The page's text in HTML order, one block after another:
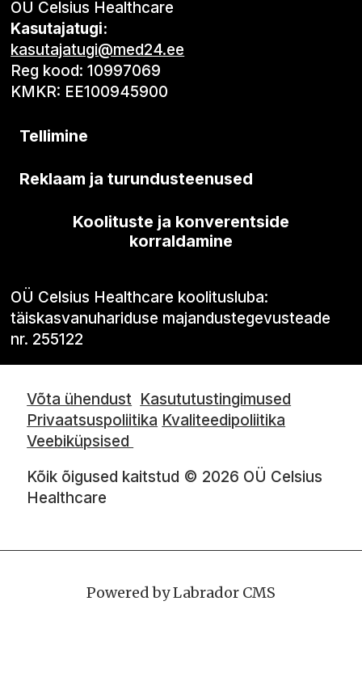
OÜ Celsius Healthcare
Kasutajatugi:
kasutajatugi@med24.ee
Reg kood: 10997069
KMKR: EE100945900
Tellimine
Reklaam ja turundusteenused
Koolituste ja konverentside
korraldamine
OÜ Celsius Healthcare koolitusluba:
täiskasvanuhariduse majandustegevusteade
nr. 255122
Võta ühendust Kasututustingimused
Privaatsuspoliitika Kvaliteedipoliitika
Veebiküpsised
Kõik õigused kaitstud © 2026 OÜ Celsius
Healthcare
Powered by Labrador CMS